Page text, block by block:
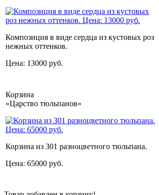
Композиция в виде сердца из кустовых роз
нежных оттенков.
Цена: 13000 руб.
Корзина
«Царство тюльпанов»
Корзина из 301 разноцветного тюльпана.
Цена: 65000 руб.